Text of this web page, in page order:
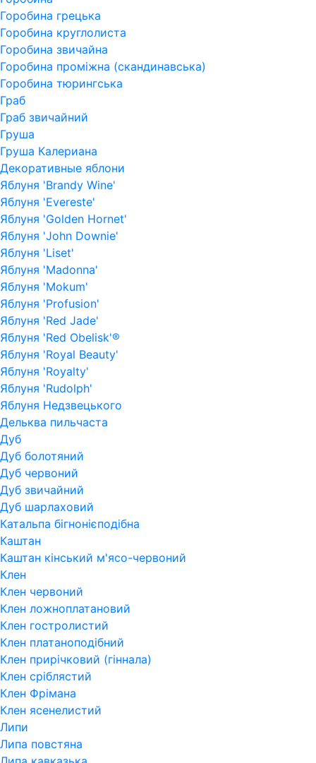
Горобина грецька
Горобина круглолиста
Горобина звичайна
Горобина проміжна (скандинавська)
Горобина тюрингська
Граб
Граб звичайний
Груша
Груша Калериана
Декоративные яблони
Яблуня 'Brandy Wine'
Яблуня 'Evereste'
Яблуня 'Golden Hornet'
Яблуня 'John Downie'
Яблуня 'Liset'
Яблуня 'Madonna'
Яблуня 'Mokum'
Яблуня 'Profusion'
Яблуня 'Red Jade'
Яблуня 'Red Obelisk'®
Яблуня 'Royal Beauty'
Яблуня 'Royalty'
Яблуня 'Rudolph'
Яблуня Недзвецького
Дельква пильчаста
Дуб
Дуб болотяний
Дуб червоний
Дуб звичайний
Дуб шарлаховий
Катальпа бігнонієподібна
Каштан
Каштан кінський м'ясо-червоний
Клен
Клен червоний
Клен ложноплатановий
Клен гостролистий
Клен платаноподібний
Клен прирічковий (гіннала)
Клен сріблястий
Клен Фрімана
Клен ясенелистий
Липи
Липа повстяна